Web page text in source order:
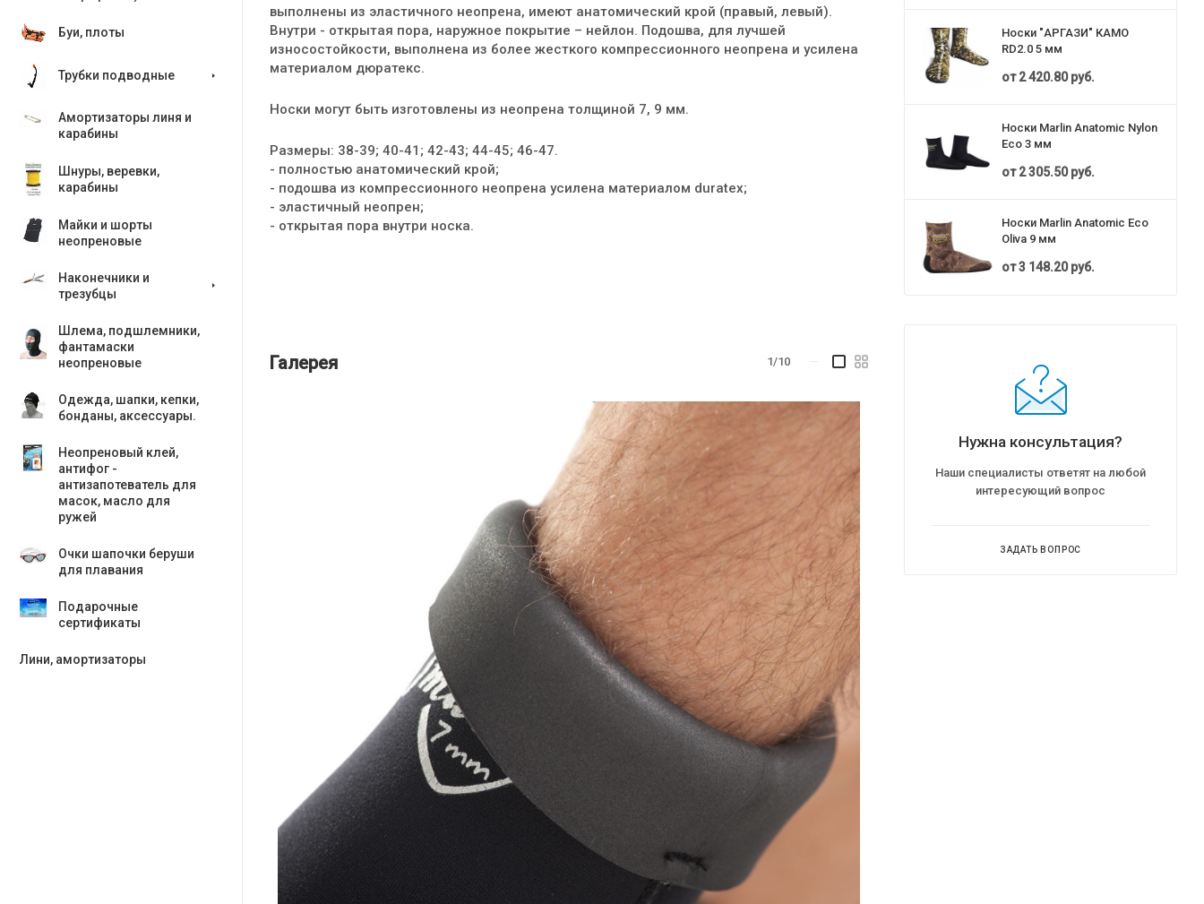
Буи, плоты
Трубки подводные
Амортизаторы линя и
карабины
Шнуры, веревки,
карабины
Майки и шорты
неопреновые
Наконечники и
трезубцы
Шлема, подшлемники,
фантамаски
неопреновые
Одежда, шапки, кепки,
бонданы, аксесcуары.
Неопреновый клей,
антифог -
антизапотеватель для
масок, масло для
ружей
Очки шапочки беруши
для плавания
Подарочные
сертификаты
Лини, амортизаторы
выполнены из эластичного неопрена, имеют анатомический крой (правый, левый).
Внутри - открытая пора, наружное покрытие – нейлон. Подошва, для лучшей
износостойкости, выполнена из более жесткого компрессионного неопрена и усилена
материалом дюратекс.
Носки могут быть изготовлены из неопрена толщиной 7, 9 мм.
Размеры: 38-39; 40-41; 42-43; 44-45; 46-47.
- полностью анатомический крой;
- подошва из компрессионного неопрена усилена материалом duratex;
- эластичный неопрен;
- открытая пора внутри носка.
Галерея 1/10
Носки "АРГАЗИ" КАМО
RD2.0 5 мм
от2 420.80 руб.
Носки Marlin Anatomic Nylon
Eco 3 мм
от2 305.50 руб.
Носки Marlin Anatomic Eco
Oliva 9 мм
от3 148.20 руб.
Нужна консультация?
Наши специалисты ответят на любой
интересующий вопрос
ЗАДАТЬ ВОПРОС